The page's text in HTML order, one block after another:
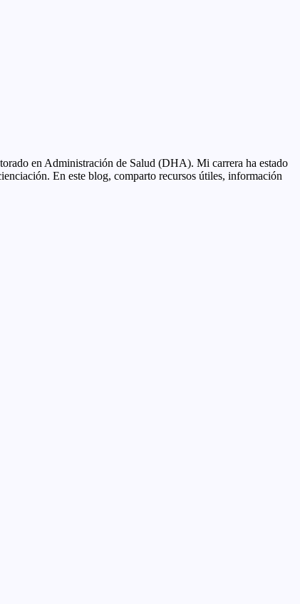
en Administración de Salud (DHA). Mi carrera ha estado
En este blog, comparto recursos útiles, información